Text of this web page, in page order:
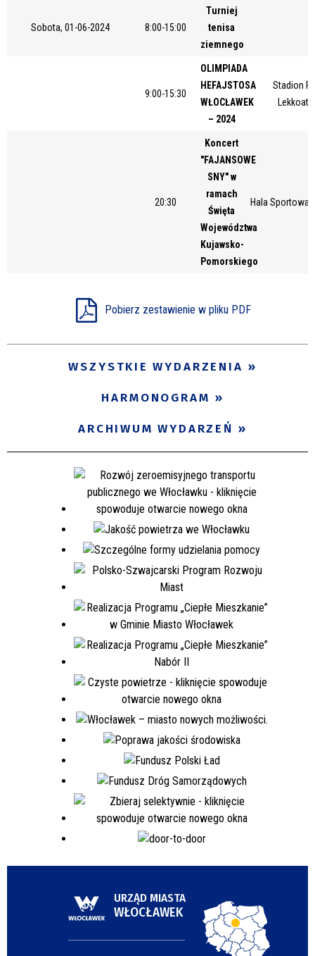
Sobota, 01-06-2024 8:00-15:00
Turniej
tenisa
ziemnego
9:00-15:30
OLIMPIADA
HEFAJSTOSA
WŁOCŁAWEK
– 2024
Stadion
20:30
Koncert
"FAJANSOWE
SNY" w
ramach
Święta
Województwa
Kujawsko-
Pomorskiego
Hala Sportowa
Pobierz zestawienie w pliku PDF
WSZYSTKIE WYDARZENIA
HARMONOGRAM
ARCHIWUM WYDARZEŃ
URZĄD MIASTA
WŁOCŁAWEK